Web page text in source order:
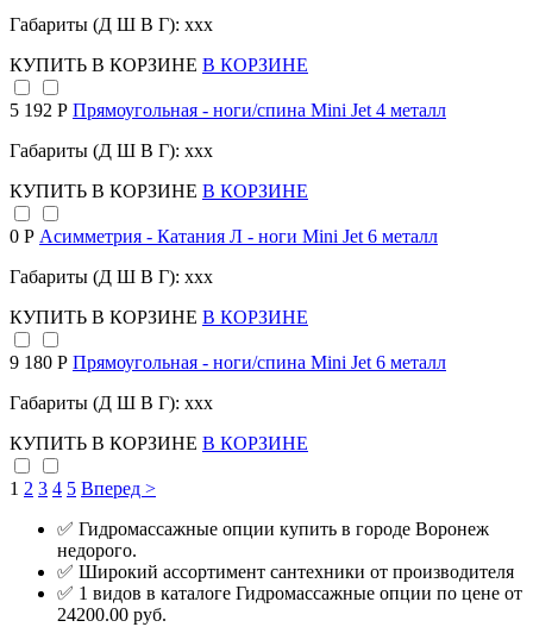
Габариты (Д Ш В Г): xxx
КУПИТЬ В КОРЗИНЕ В КОРЗИНЕ
5 192 Р Прямоугольная - ноги/спина Mini Jet 4 металл
Габариты (Д Ш В Г): xxx
КУПИТЬ В КОРЗИНЕ В КОРЗИНЕ
0 Р Асимметрия - Катания Л - ноги Mini Jet 6 металл
Габариты (Д Ш В Г): xxx
КУПИТЬ В КОРЗИНЕ В КОРЗИНЕ
9 180 Р Прямоугольная - ноги/спина Mini Jet 6 металл
Габариты (Д Ш В Г): xxx
КУПИТЬ В КОРЗИНЕ В КОРЗИНЕ
1 2 3 4 5 Вперед >
✅ Гидромассажные опции купить в городе Воронеж
недорого.
✅ Широкий ассортимент сантехники от производителя
✅ 1 видов в каталоге Гидромассажные опции по цене от
24200.00 руб.